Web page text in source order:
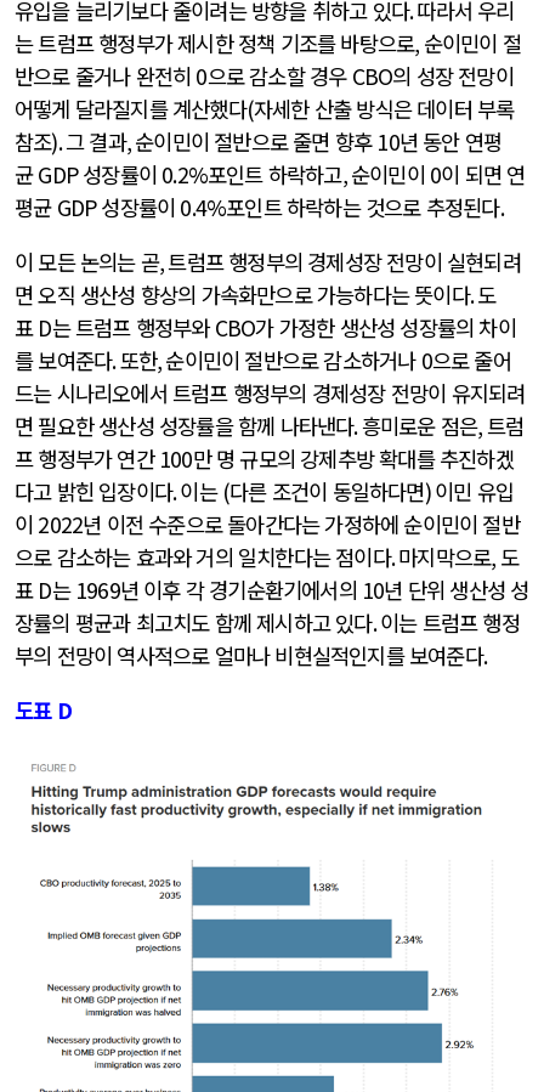
유입을 늘리기보다 줄이려는 방향을 취하고 있다.따라서 우리
는 트럼프 행정부가 제시한 정책 기조를 바탕으로, 순이민이 절
반으로 줄거나 완전히 0으로 감소할 경우 CBO의 성장 전망이
어떻게 달라질지를 계산했다(자세한 산출 방식은 데이터 부록
참조).그 결과,순이민이 절반으로 줄면 향후 10년 동안 연평
균GDP성장률이 0.2%포인트 하락하고,순이민이 0이 되면 연
평균 GDP성장률이 0.4%포인트 하락하는 것으로 추정된다.
이 모든 논의는 곧,트럼프 행정부의 경제성장 전망이 실현되려
면 오직 생산성 향상의 가속화만으로 가능하다는 뜻이다.도
표 D는 트럼프 행정부와CBO가 가정한 생산성 성장률의 차이
를 보여준다.또한,순이민이 절반으로 감소하거나 0으로 줄어
드는 시나리오에서 트럼프 행정부의 경제성장 전망이 유지되려
면 필요한 생산성 성장률을 함께 나타낸다.흥미로운 점은,트럼
프 행정부가 연간 100만 명 규모의 강제추방 확대를 추진하겠
다고 밝힌 입장이다.이는 (다른 조건이 동일하다면)이민 유입
이 2022년 이전 수준으로 돌아간다는 가정하에 순이민이 절반
으로 감소하는 효과와 거의 일치한다는 점이다.마지막으로, 도
표 D는 1969년 이후 각 경기순환기에서의 10년 단위 생산성 성
장률의 평균과 최고치도 함께 제시하고 있다.이는 트럼프 행정
부의 전망이 역사적으로 얼마나 비현실적인지를 보여준다.
도표 D